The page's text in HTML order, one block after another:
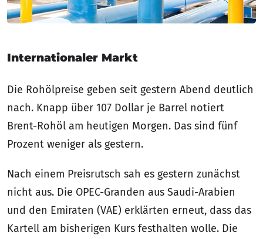
Internationaler Markt
Die Rohölpreise geben seit gestern Abend deutlich
nach. Knapp über 107 Dollar je Barrel notiert
Brent-Rohöl am heutigen Morgen. Das sind fünf
Prozent weniger als gestern.
Nach einem Preisrutsch sah es gestern zunächst
nicht aus. Die OPEC-Granden aus Saudi-Arabien
und den Emiraten (VAE) erklärten erneut, dass das
Kartell am bisherigen Kurs festhalten wolle. Die